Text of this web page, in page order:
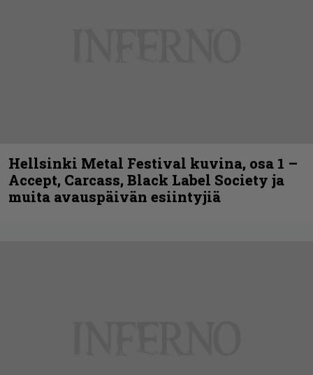
Hellsinki Metal Festival kuvina, osa 1 –
Accept, Carcass, Black Label Society ja
muita avauspäivän esiintyjiä